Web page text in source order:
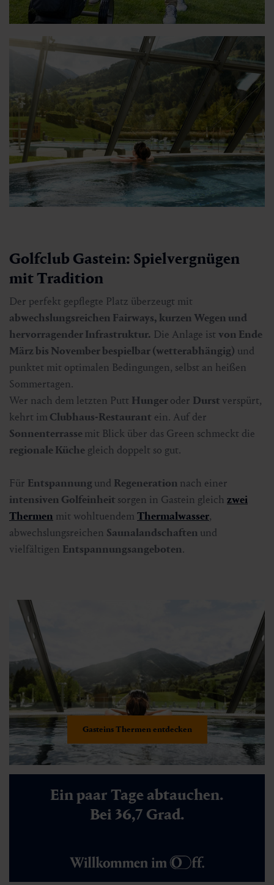
Golfclub Gastein: Spielvergnügen
mit Tradition
Der perfekt gepflegte Platz überzeugt mit
abwechslungsreichen Fairways, kurzen Wegen und
hervorragender Infrastruktur. Die Anlage istvon Ende
März bis November bespielbar (wetterabhängig) und
punktet mit optimalen Bedingungen, selbst an heißen
Sommertagen.
Wer nach dem letzten Putt Hungeroder Durstverspürt,
kehrt im Clubhaus-Restaurant ein. Auf der
Sonnenterrassemit Blick über das Green schmeckt die
regionale Küche gleich doppelt so gut.
Für Entspannungund Regeneration nach einer
intensiven Golfeinheitsorgen in Gastein gleich zwei
Thermen mit wohltuendem Thermalwasser,
abwechslungsreichen Saunalandschaften und
vielfältigen Entspannungsangeboten.
Gasteins Thermen entdecken
Ein paar Tage abtauchen.
Bei 36,7 Grad.